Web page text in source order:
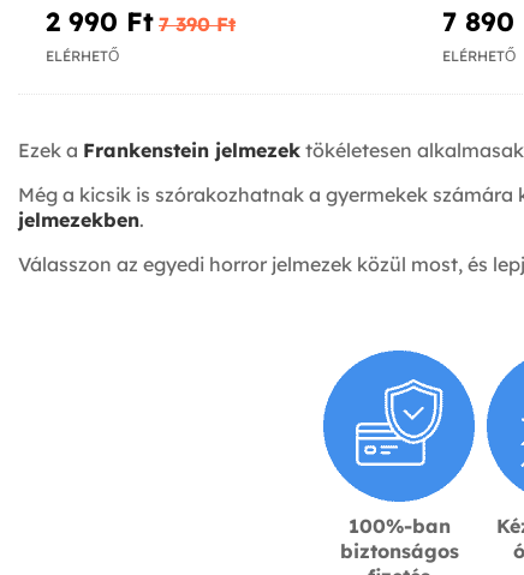
2 990 Ft‎ 7 390 Ft‎
ELÉRHETŐ
7 890
ELÉRHETŐ
Ezek a Frankenstein jelmezek tökéletesen
Még a kicsik is szórakozhatnak a gyermekek számára
jelmezekben.
Válasszon az egyedi horror jelmezek közül most, és
100%-ban
biztonságos